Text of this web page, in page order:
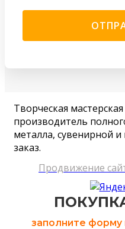
Творческая
производитель
металла, сувенирной
заказ.
Продвижение
заполните